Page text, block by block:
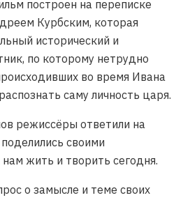
построен на переписке
Курбским, которая
исторический и
по которому нетрудно
во время Ивана
саму личность царя.
режиссёры ответили на
своими
жить и творить сегодня.
о замысле и теме своих